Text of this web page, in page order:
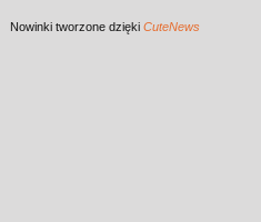
Nowinki tworzone dzięki CuteNews